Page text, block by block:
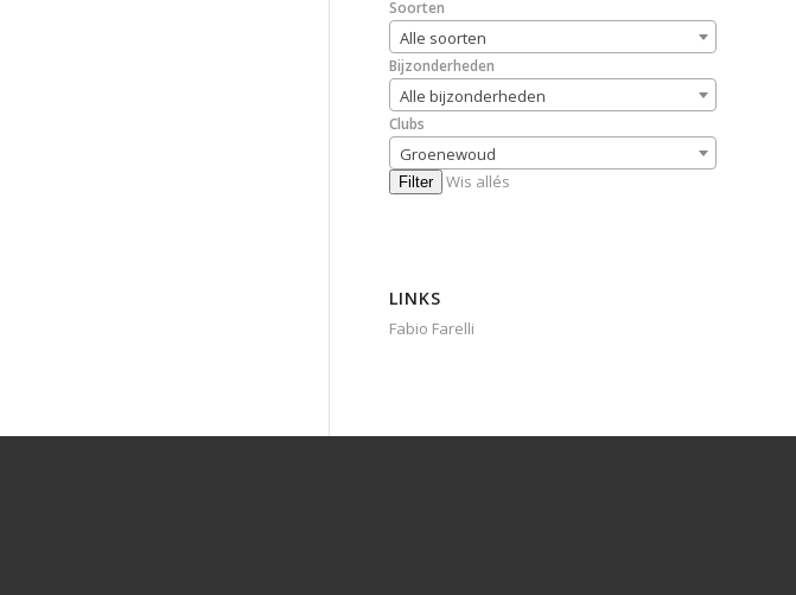
Soorten
Alle soorten
Bijzonderheden
Alle bijzonderheden
Clubs
Groenewoud
Filter Wis allés
LINKS
Fabio Farelli